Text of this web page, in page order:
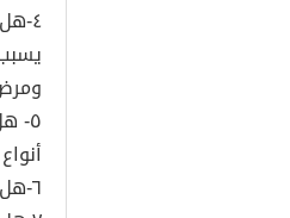
٤-
٥-
٦-هل تعلم أنه يجب مكافحة الذباب بكل الطرق والوسائل مثل المبيدات الحشرية القوية .